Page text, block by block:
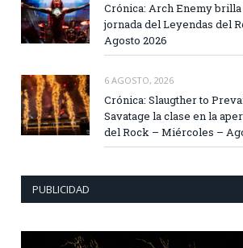
Crónica: Arch Enemy brilla
jornada del Leyendas del
Agosto 2026
6 AGOSTO, 2026
Crónica: Slaugther to
Savatage la clase en la
del Rock – Miércoles –
PUBLICIDAD